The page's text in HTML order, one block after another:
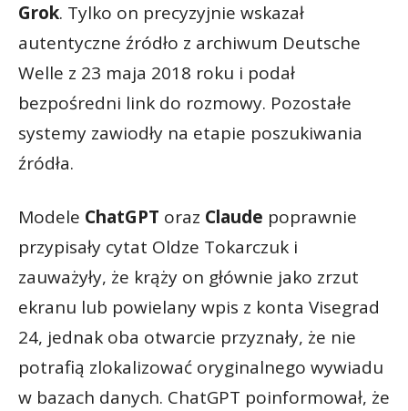
Grok. Tylko on precyzyjnie wskazał
autentyczne źródło z archiwum Deutsche
Welle z 23 maja 2018 roku i podał
bezpośredni link do rozmowy. Pozostałe
systemy zawiodły na etapie poszukiwania
źródła.
Modele ChatGPT oraz Claude poprawnie
przypisały cytat Oldze Tokarczuk i
zauważyły, że krąży on głównie jako zrzut
ekranu lub powielany wpis z konta Visegrad
24, jednak oba otwarcie przyznały, że nie
potrafią zlokalizować oryginalnego wywiadu
w bazach danych. ChatGPT poinformował, że